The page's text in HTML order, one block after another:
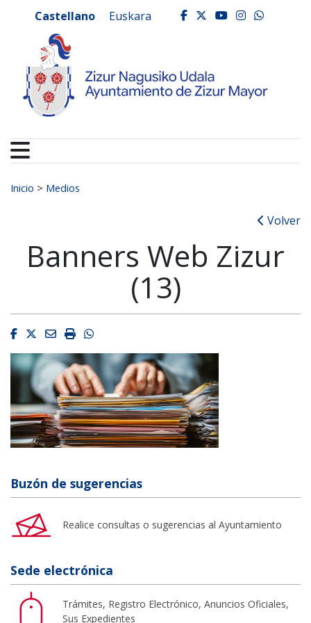
Ayuntamiento de
Castellano Euskara facebook
twitter
youtube
Buscar:
Inicio > Medios
Volver
Banners Web Zizur
(13)
Facebook
Twitter
EmailImprimirWhatsapp
Buzón de sugerencias
Realice consultas o sugerencias al Ayuntamiento
Sede electrónica
Trámites, Registro Electrónico, Anuncios Oficiales,
Sus Expedientes